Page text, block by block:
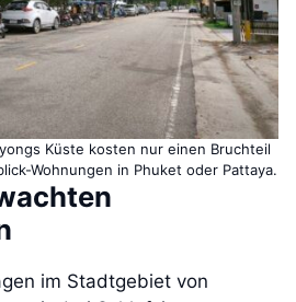
Küste kosten nur einen Bruchteil
Wohnungen in Phuket oder Pattaya.
im Stadtgebiet von